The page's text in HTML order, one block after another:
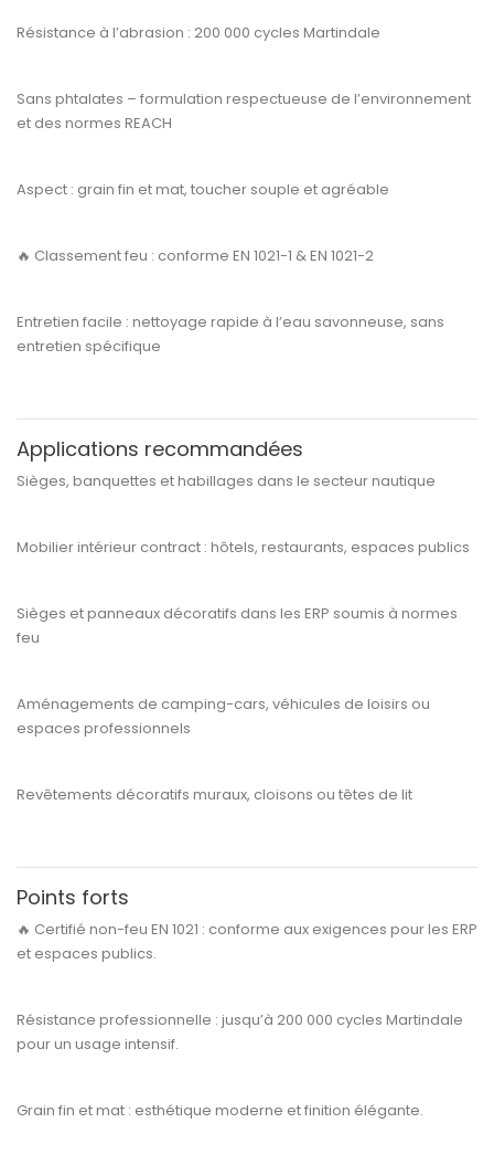
Résistance à l’abrasion : 200 000 cycles Martindale
Sans phtalates – formulation respectueuse de l’environnement
et des normes REACH
Aspect : grain fin et mat, toucher souple et agréable
🔥 Classement feu : conforme EN 1021-1 & EN 1021-2
Entretien facile : nettoyage rapide à l’eau savonneuse, sans
entretien spécifique
Applications recommandées
Sièges, banquettes et habillages dans le secteur nautique
Mobilier intérieur contract : hôtels, restaurants, espaces publics
Sièges et panneaux décoratifs dans les ERP soumis à normes
feu
Aménagements de camping-cars, véhicules de loisirs ou
espaces professionnels
Revêtements décoratifs muraux, cloisons ou têtes de lit
Points forts
🔥 Certifié non-feu EN 1021 : conforme aux exigences pour les ERP
et espaces publics.
Résistance professionnelle : jusqu’à 200 000 cycles Martindale
pour un usage intensif.
Grain fin et mat : esthétique moderne et finition élégante.